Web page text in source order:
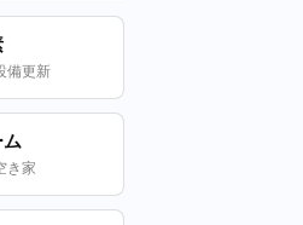
備更新
き家